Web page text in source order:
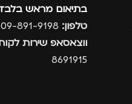
בתיאום מראש
טלפון:
ווצאסאפ שירות
8691915